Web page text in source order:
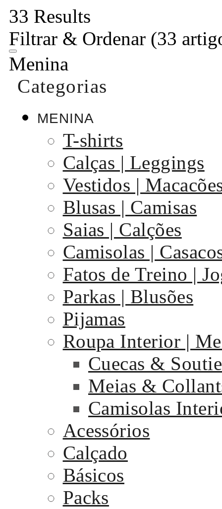
33 Results
Filtrar & Ordenar (33
Menina
Categorias
MENINA
T-shirts
Calças | Leggings
Vestidos |
Blusas | Camisas
Saias | Calções
Camisolas |
Fatos de Treino |
Parkas | Blusões
Pijamas
Roupa Interior |
Cuecas &
Meias &
Camisolas
Acessórios
Calçado
Básicos
Packs